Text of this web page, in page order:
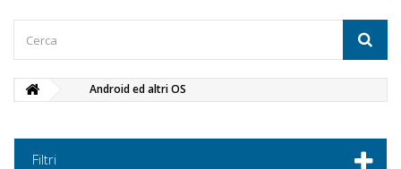
Android ed altri OS
Filtri